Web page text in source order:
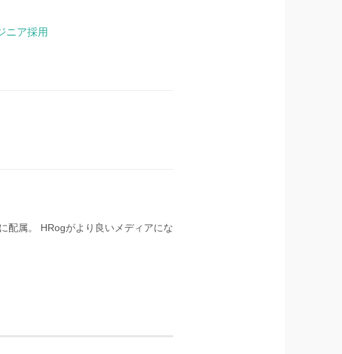
ニア採用
配属。 HRogがより良いメディアにな